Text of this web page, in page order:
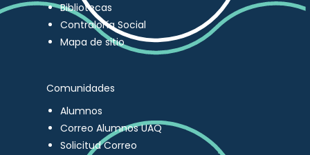
Bibliotecas
Contraloría Social
Mapa de sitio
Comunidades
Alumnos
Correo Alumnos UAQ
Solicitud Correo